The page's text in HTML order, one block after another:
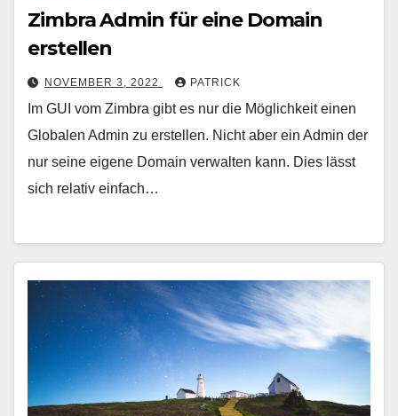
Zimbra Admin für eine Domain
erstellen
NOVEMBER 3, 2022 PATRICK
Im GUI vom Zimbra gibt es nur die Möglichkeit einen
Globalen Admin zu erstellen. Nicht aber ein Admin der
nur seine eigene Domain verwalten kann. Dies lässt
sich relativ einfach…